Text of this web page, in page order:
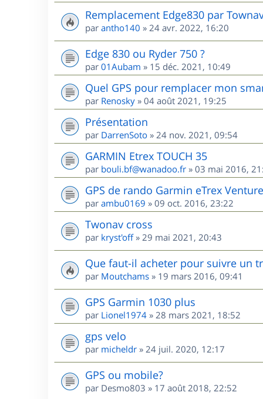
Remplacement Edge830 par
par antho140 » 24 avr. 2022, 16:20
Edge 830 ou Ryder 750 ?
par 01Aubam » 15 déc. 2021, 10:49
Quel GPS pour remplacer mon
par Renosky » 04 août 2021, 19:25
Présentation
par DarrenSoto » 24 nov. 2021, 09:54
GARMIN Etrex TOUCH 35
par bouli.bf@wanadoo.fr » 03 mai 2016,
GPS de rando Garmin eTrex
par ambu0169 » 09 oct. 2016, 23:22
Twonav cross
par kryst'off» 29 mai 2021, 20:43
Que faut-il acheter pour suivre un
par Moutchams » 19 mars 2016, 09:41
GPS Garmin 1030 plus
par Lionel1974 » 28 mars 2021, 18:52
gps velo
par micheldr » 24 juil. 2020, 12:17
GPS ou mobile?
par Desmo803 » 17 août 2018, 22:52